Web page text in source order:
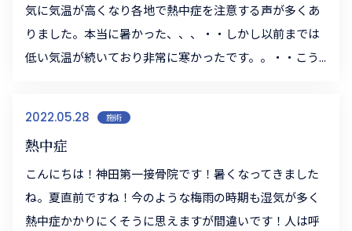
気に気温が高くなり各地で熱中症を注意する声が多くあ
りました。本当に暑かった、、、・・しかし以前までは
低い気温が続いており非常に寒かったです。。・・こう...
2022.05.28 施術
熱中症
こんにちは！神田第一接骨院です！暑くなってきました
ね。夏直前ですね！今のような梅雨の時期も湿気が多く
熱中症かかりにくそうに思えますが間違いです！人は呼